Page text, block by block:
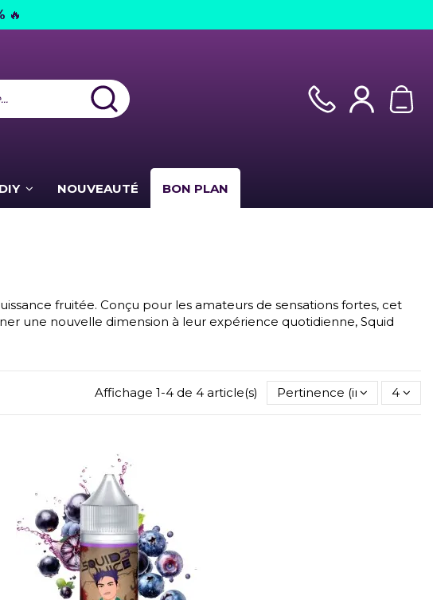
🔥
DIY NOUVEAUTÉ BON PLAN
fruitée. Conçu pour les amateurs de sensations fortes, cet
une nouvelle dimension à leur expérience quotidienne, Squid
Affichage 1-4 de 4 article(s) Pertinence (inverse)
4